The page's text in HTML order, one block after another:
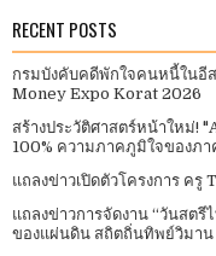
RECENT POSTS
กรมบังคับคดีพักใจคนหนี้ในอี
Money Expo Korat 2026
สร้างประวัติศาสตร์หน้าใหม่!
100% ความภาคภูมิใจของภา
แถลงข่าวเปิดตัวโครงการ ครู
แถลงข่าวการจัดงาน “วันสต
ของแผ่นดิน สถิตถิ่นทิพย์วิมา